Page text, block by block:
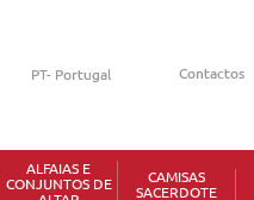
Contactos
ALFAIAS E
CONJUNTOS DE
CAMISAS
SACERDOTE